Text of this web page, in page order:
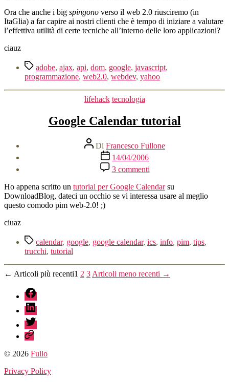
Ora che anche i big spingono verso il web 2.0 riusciremo (in
ItaGlia) a far capire ai nostri clienti che è tempo di iniziare a valutare
l’effettiva utilità di certe tecniche all’interno delle loro applicazioni?
ciauz
Tag adobe, ajax, api, dom, google, javascript,
programmazione, web2.0, webdev, yahoo
Categorie
lifehack tecnologia
Google Calendar tutorial
Autore
articolo
Di Francesco Fullone
Data
dell'articolo
14/04/2006
3 commentisu
Google
Calendar
tutorial
Ho appena scritto un tutorial per Google Calendarsu
DownloadBlog, dateci un occhio se vi interessa usare al meglio
questo comodo pim web-2.0! ;)
ciuaz
Tag calendar, google, google calendar, ics, info, pim, tips,
trucchi, tutorial
Paginazione
degli
articoli
← Articoli più recenti1 2 3 Articoli meno recenti →
fb
linkedin
twitter
sessionize
© 2026 Fullo
Privacy Policy